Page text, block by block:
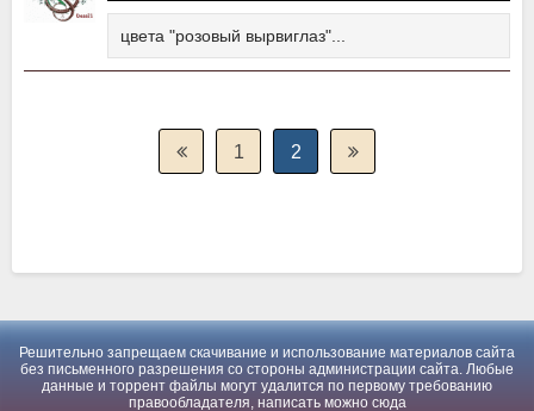
цвета "розовый вырвиглаз"...
1 2
Решительно запрещаем скачивание и использование материалов сайта
без письменного разрешения со стороны администрации сайта. Любые
данные и торрент файлы могут удалится по первому требованию
правообладателя, написать можно сюда